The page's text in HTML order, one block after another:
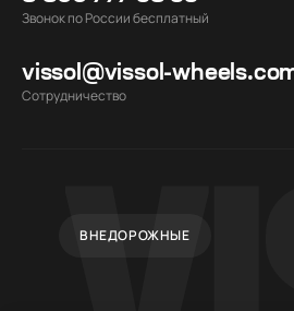
Звонок по России бесплатный
vissol@vissol-
Cотрудничество
ВНЕДОРОЖНЫЕ